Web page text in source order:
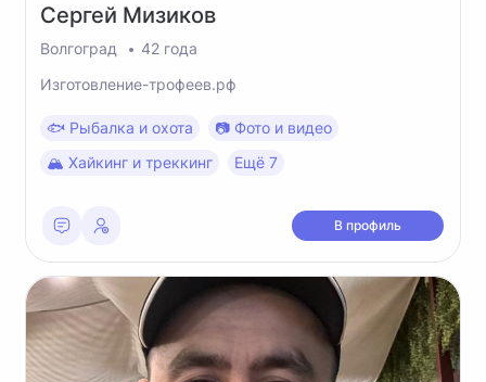
Сергей Мизиков
Волгоград
42 года
Изготовление-трофеев.рф
🐟 Рыбалка и охота
📷 Фото и видео
🏔 Хайкинг и треккинг
Ещё 7
В профиль